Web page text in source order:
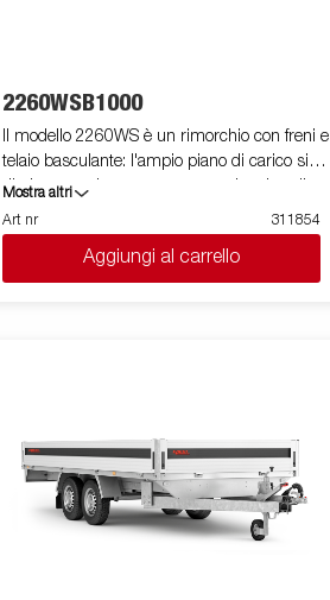
2260WSB1000
Il modello 2260WS è un rimorchio con freni e
telaio basculante: l'ampio piano di carico si
ribalta posteriormente per agevolare la salita
e la discesa di attrezzature e del materiale
trasportato. Una molla a gas anteriore
agevola le operazioni di apertura e chiusura
del telaio. La sponda posteriore è rinforzata, e
attrezzature ingombranti. Il rimorchio è facile
da caricare e presenta le sponde anteriori e
posteriori apribili per facilitare il carico di
merci più lunghe. Tutte le versioni sono
dotate di anelli di fissaggio carico interni per
Mostra altri
Art nr
311854
Aggiungi al carrello